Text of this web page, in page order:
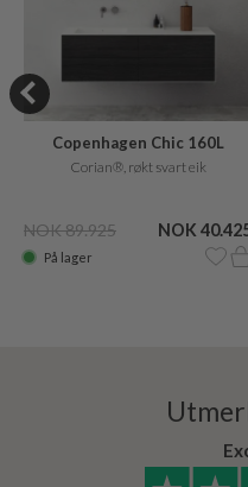
Copenhagen Chic 160L
Corian®, røkt svart eik
NOK 89.925 NOK
På lager